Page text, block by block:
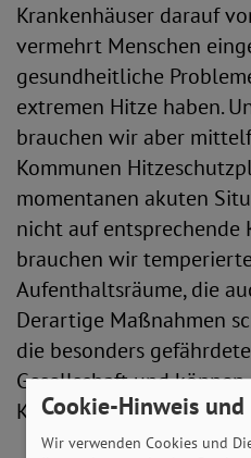
Krankenhäuser darauf
vermehrt Menschen
gesundheitliche
extremen Hitze haben.
brauchen wir aber
Kommunen
momentanen akuten
nicht auf entsprechende
brauchen wir
Aufenthaltsräume, die
Derartige Maßnahmen
die besonders
Gesellschaft und
Krankenhäuser zu
Cookie-Hinweis
Wir verwenden Cookies und